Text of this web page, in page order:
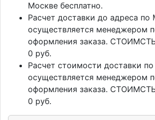
Москве бесплатно.
Расчет доставки до адреса
осуществляется менеджером
оформления заказа.
0 руб.
Расчет стоимости доставки
осуществляется менеджером
оформления заказа.
0 руб.